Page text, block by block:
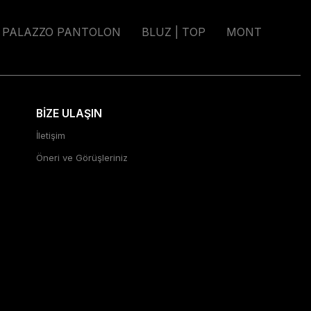
PALAZZO PANTOLON BLUZ | TOP
MONT
BİZE ULAŞIN
İletişim
Öneri ve Görüşleriniz